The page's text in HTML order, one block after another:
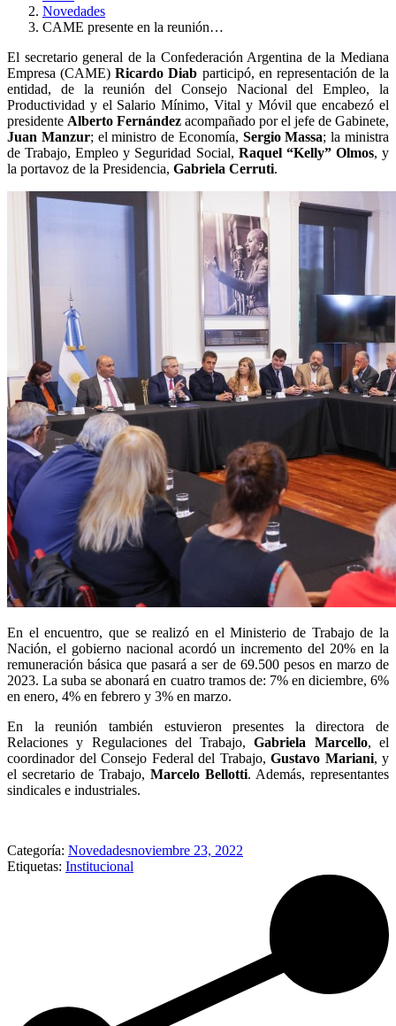
Novedades
CAME presente en la reunión…
El secretario general de la Confederación Argentina de la Mediana
Empresa (CAME)Ricardo Diab participó, en representación de la
entidad, de la reunión del Consejo Nacional del Empleo, la
Productividad y el Salario Mínimo, Vital y Móvil que encabezó el
presidente Alberto Fernández acompañado por el jefe de Gabinete,
Juan Manzur; el ministro de Economía, Sergio Massa; la ministra
de Trabajo, Empleo y Seguridad Social, Raquel “Kelly” Olmos, y
la portavoz de la Presidencia, Gabriela Cerruti.
En el encuentro, que se realizó en el Ministerio de Trabajo de la
Nación, el gobierno nacional acordó un incremento del 20% en la
remuneración básica que pasará a ser de 69.500 pesos en marzo de
2023. La suba se abonará en cuatro tramos de: 7% en diciembre, 6%
en enero, 4% en febrero y 3% en marzo.
En la reunión también estuvieron presentes la directora de
Relaciones y Regulaciones del Trabajo,Gabriela Marcello, el
coordinador del Consejo Federal del Trabajo, Gustavo Mariani, y
el secretario de Trabajo, Marcelo Bellotti. Además, representantes
sindicales e industriales.
Categoría: Novedadesnoviembre 23, 2022
Etiquetas: Institucional